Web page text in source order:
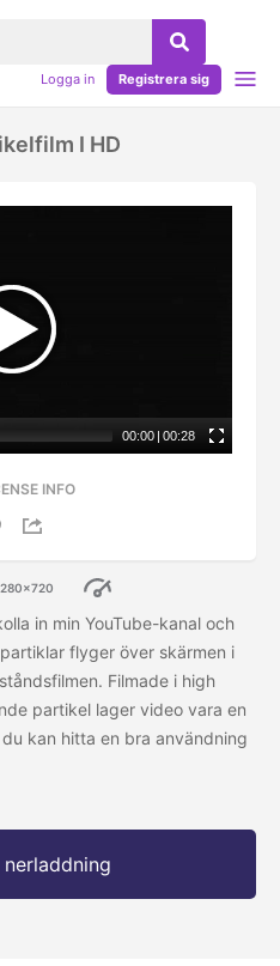
Logga in Registrera sig
I HD
00:00 | 00:28
INFO
in min YouTube-kanal och
flyger över skärmen i
Filmade i high
partikel lager video vara en
kan hitta en bra användning
nerladdning